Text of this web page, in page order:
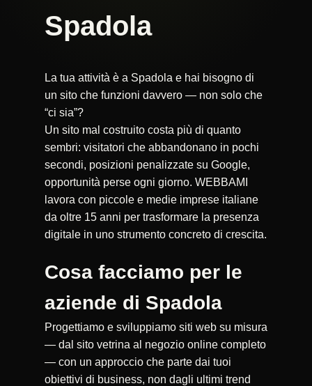
Spadola
La tua attività è a Spadola e hai bisogno di
un sito che funzioni davvero — non solo che
“ci sia”?
Un sito mal costruito costa più di quanto
sembri: visitatori che abbandonano in pochi
secondi, posizioni penalizzate su Google,
opportunità perse ogni giorno. WEBBAMI
lavora con piccole e medie imprese italiane
da oltre 15 anni per trasformare la presenza
digitale in uno strumento concreto di crescita.
Cosa facciamo per le
aziende di Spadola
Progettiamo e sviluppiamo siti web su misura
— dal sito vetrina al negozio online completo
— con un approccio che parte dai tuoi
obiettivi di business, non dagli ultimi trend